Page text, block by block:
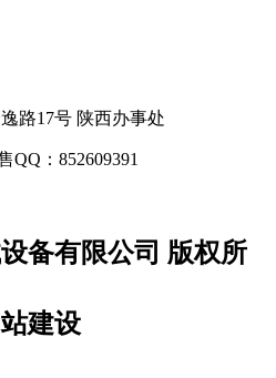
路17号 陕西办事处
QQ：852609391
备有限公司 版权所
建设